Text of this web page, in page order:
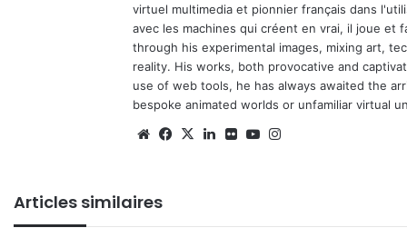
virtuel multimedia et pionnier français dans
avec les machines qui créent en vrai, il joue et
through his experimental images, mixing art,
reality. His works, both provocative and
use of web tools, he has always awaited the
bespoke animated worlds or unfamiliar virtual
We Fa
X
Lin Fli Yo
Articles similaires